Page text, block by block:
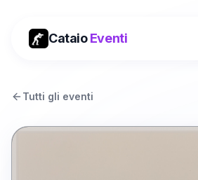
CataioEventi
Tutti gli eventi